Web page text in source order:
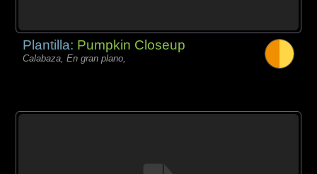
Plantilla: Pumpkin Closeup
Calabaza, En gran plano,